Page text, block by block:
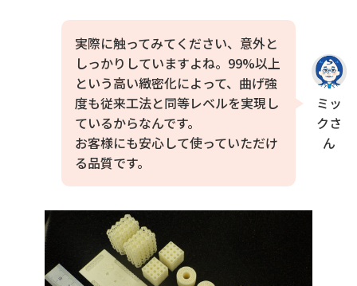
ミッ
クさ
ん
実際に触ってみてください、意外と
しっかりしていますよね。99%以上
という高い緻密化によって、曲げ強
度も従来工法と同等レベルを実現し
ているからなんです。
お客様にも安心して使っていただけ
る品質です。